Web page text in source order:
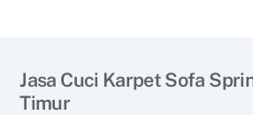
Jasa Cuci Karpet Sofa
Timur